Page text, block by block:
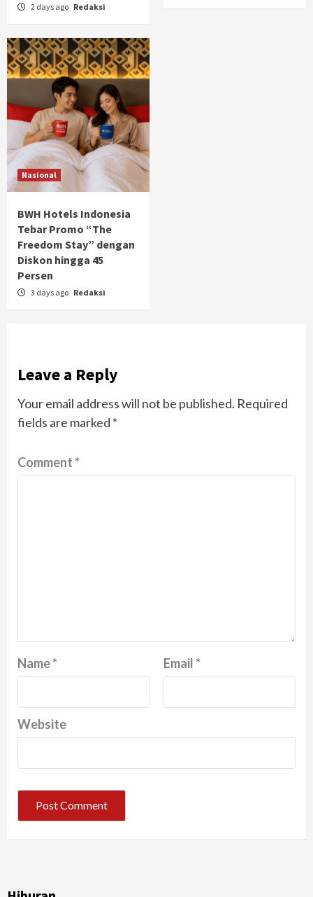
2 days ago Redaksi
Nasional
BWH Hotels Indonesia
Tebar Promo “The
Freedom Stay” dengan
Diskon hingga 45
Persen
3 days ago Redaksi
Leave a Reply
Your email address will not be published. Required
fields are marked *
Comment*
Name* Email*
Website